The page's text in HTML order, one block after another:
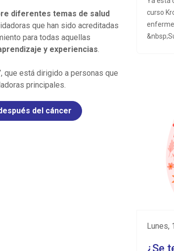
diferentes temas de salud
que han sido acreditadas
para todas aquellas
y experiencias
, que está dirigido a personas que
principales.
del cáncer
curso
y la
curso
control
lunes,
¿Se